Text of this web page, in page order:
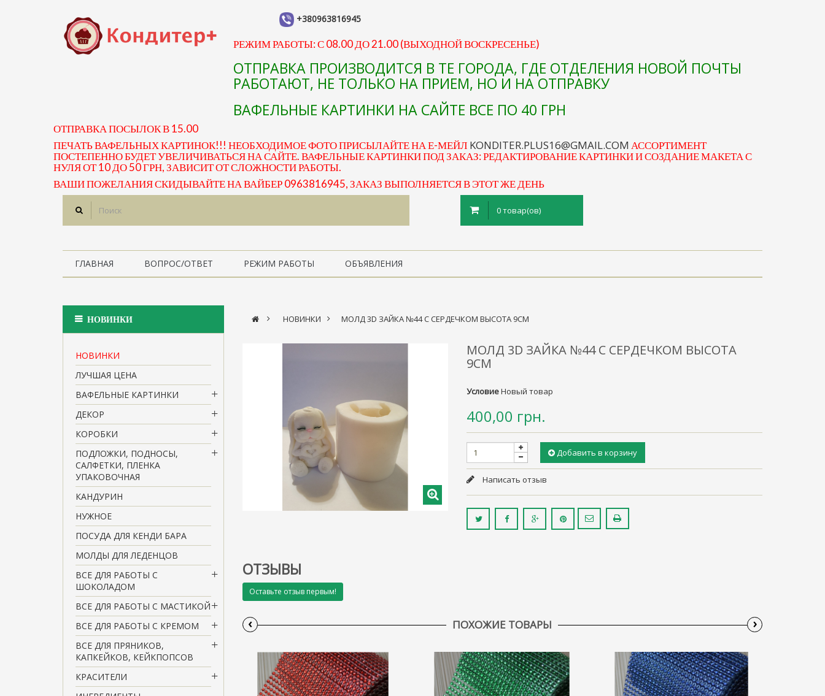
+380963816945
РЕЖИМ РАБОТЫ: С 08.00 ДО 21.00 (ВЫХОДНОЙ ВОСКРЕСЕНЬЕ)
ОТПРАВКА ПРОИЗВОДИТСЯ В ТЕ ГОРОДА, ГДЕ ОТДЕЛЕНИЯ НОВОЙ ПОЧТЫ
РАБОТАЮТ, НЕ ТОЛЬКО НА ПРИЕМ, НО И НА ОТПРАВКУ
ВАФЕЛЬНЫЕ КАРТИНКИ НА САЙТЕ ВСЕ ПО 40 ГРН
ОТПРАВКА ПОСЫЛОК В 15.00
ПЕЧАТЬ ВАФЕЛЬНЫХ КАРТИНОК!!! НЕОБХОДИМОЕ ФОТО ПРИСЫЛАЙТЕ НА Е-МЕЙЛ KONDITER.PLUS16@GMAIL.COM АССОРТИМЕНТ
ПОСТЕПЕННО БУДЕТ УВЕЛИЧИВАТЬСЯ НА САЙТЕ. ВАФЕЛЬНЫЕ КАРТИНКИ ПОД ЗАКАЗ: РЕДАКТИРОВАНИЕ КАРТИНКИ И СОЗДАНИЕ МАКЕТА С
НУЛЯ ОТ 10 ДО 50 ГРН, ЗАВИСИТ ОТ СЛОЖНОСТИ РАБОТЫ.
ВАШИ ПОЖЕЛАНИЯ СКИДЫВАЙТЕ НА ВАЙБЕР 0963816945, ЗАКАЗ ВЫПОЛНЯЕТСЯ В ЭТОТ ЖЕ ДЕНЬ
0 товар(ов)
ГЛАВНАЯ ВОПРОС/ОТВЕТ РЕЖИМ РАБОТЫ ОБЪЯВЛЕНИЯ
НОВИНКИ
НОВИНКИ
ЛУЧШАЯ ЦЕНА
ВАФЕЛЬНЫЕ КАРТИНКИ
ДЕКОР
КОРОБКИ
ПОДЛОЖКИ, ПОДНОСЫ,
САЛФЕТКИ, ПЛЕНКА
УПАКОВОЧНАЯ
КАНДУРИН
НУЖНОЕ
ПОСУДА ДЛЯ КЕНДИ БАРА
МОЛДЫ ДЛЯ ЛЕДЕНЦОВ
ВСЕ ДЛЯ РАБОТЫ С
ШОКОЛАДОМ
ВСЕ ДЛЯ РАБОТЫ С МАСТИКОЙ
ВСЕ ДЛЯ РАБОТЫ С КРЕМОМ
ВСЕ ДЛЯ ПРЯНИКОВ,
КАПКЕЙКОВ, КЕЙКПОПСОВ
КРАСИТЕЛИ
> НОВИНКИ > МОЛД 3D ЗАЙКА №44 С СЕРДЕЧКОМ ВЫСОТА 9СМ
МОЛД 3D ЗАЙКА №44 С СЕРДЕЧКОМ ВЫСОТА
9СМ
УсловиеНовый товар
400,00 грн.
Добавить в корзину
Написать отзыв
ОТЗЫВЫ
Оставьте отзыв первым!
ПОХОЖИЕ ТОВАРЫ
‹ ›